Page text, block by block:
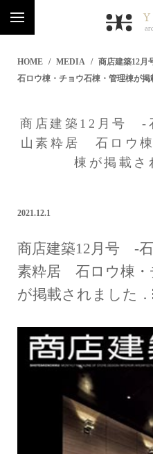
HOME MEDIA
商店建築12
石ロウ棟・チョウ石棟・管理棟が
商店建築12月号 -
山素粋居 石ロウ
棟が掲載
2021.12.1
商店建築12月号 -
素粋居 石ロウ棟・
が掲載されました